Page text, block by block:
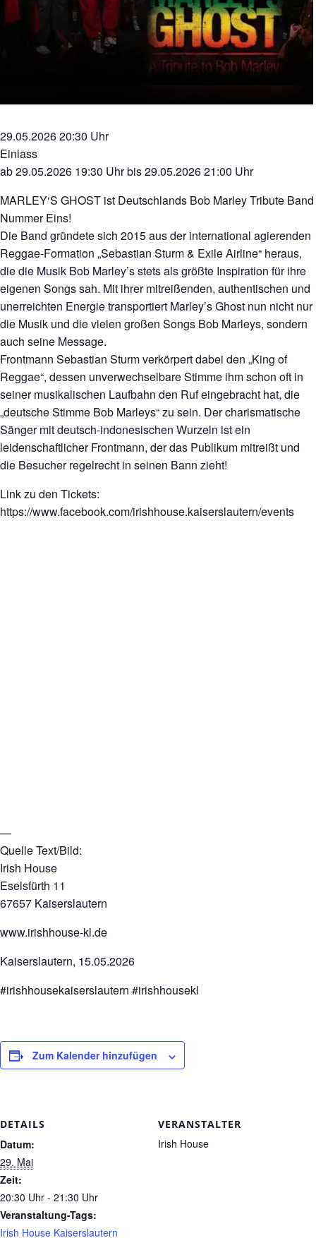
29.05.2026 20:30 Uhr
Einlass
ab 29.05.2026 19:30 Uhr bis 29.05.2026 21:00 Uhr
MARLEY‘S GHOST ist Deutschlands Bob Marley Tribute Band
Nummer Eins!
Die Band gründete sich 2015 aus der international agierenden
Reggae-Formation „Sebastian Sturm & Exile Airline“ heraus,
die die Musik Bob Marley’s stets als größte Inspiration für ihre
eigenen Songs sah. Mit ihrer mitreißenden, authentischen und
unerreichten Energie transportiert Marley’s Ghost nun nicht nur
die Musik und die vielen großen Songs Bob Marleys, sondern
auch seine Message.
Frontmann Sebastian Sturm verkörpert dabei den „King of
Reggae“, dessen unverwechselbare Stimme ihm schon oft in
seiner musikalischen Laufbahn den Ruf eingebracht hat, die
„deutsche Stimme Bob Marleys“ zu sein. Der charismatische
Sänger mit deutsch-indonesischen Wurzeln ist ein
leidenschaftlicher Frontmann, der das Publikum mitreißt und
die Besucher regelrecht in seinen Bann zieht!
Link zu den Tickets:
https://www.facebook.com/irishhouse.kaiserslautern/events
—
Quelle Text/Bild:
Irish House
Eselsfürth 11
67657 Kaiserslautern
www.irishhouse-kl.de
Kaiserslautern, 15.05.2026
#irishhousekaiserslautern #irishhousekl
Zum Kalender hinzufügen
DETAILS
Datum:
29. Mai
Zeit:
20:30 Uhr - 21:30 Uhr
Veranstaltung-Tags:
Irish House Kaiserslautern
VERANSTALTER
Irish House